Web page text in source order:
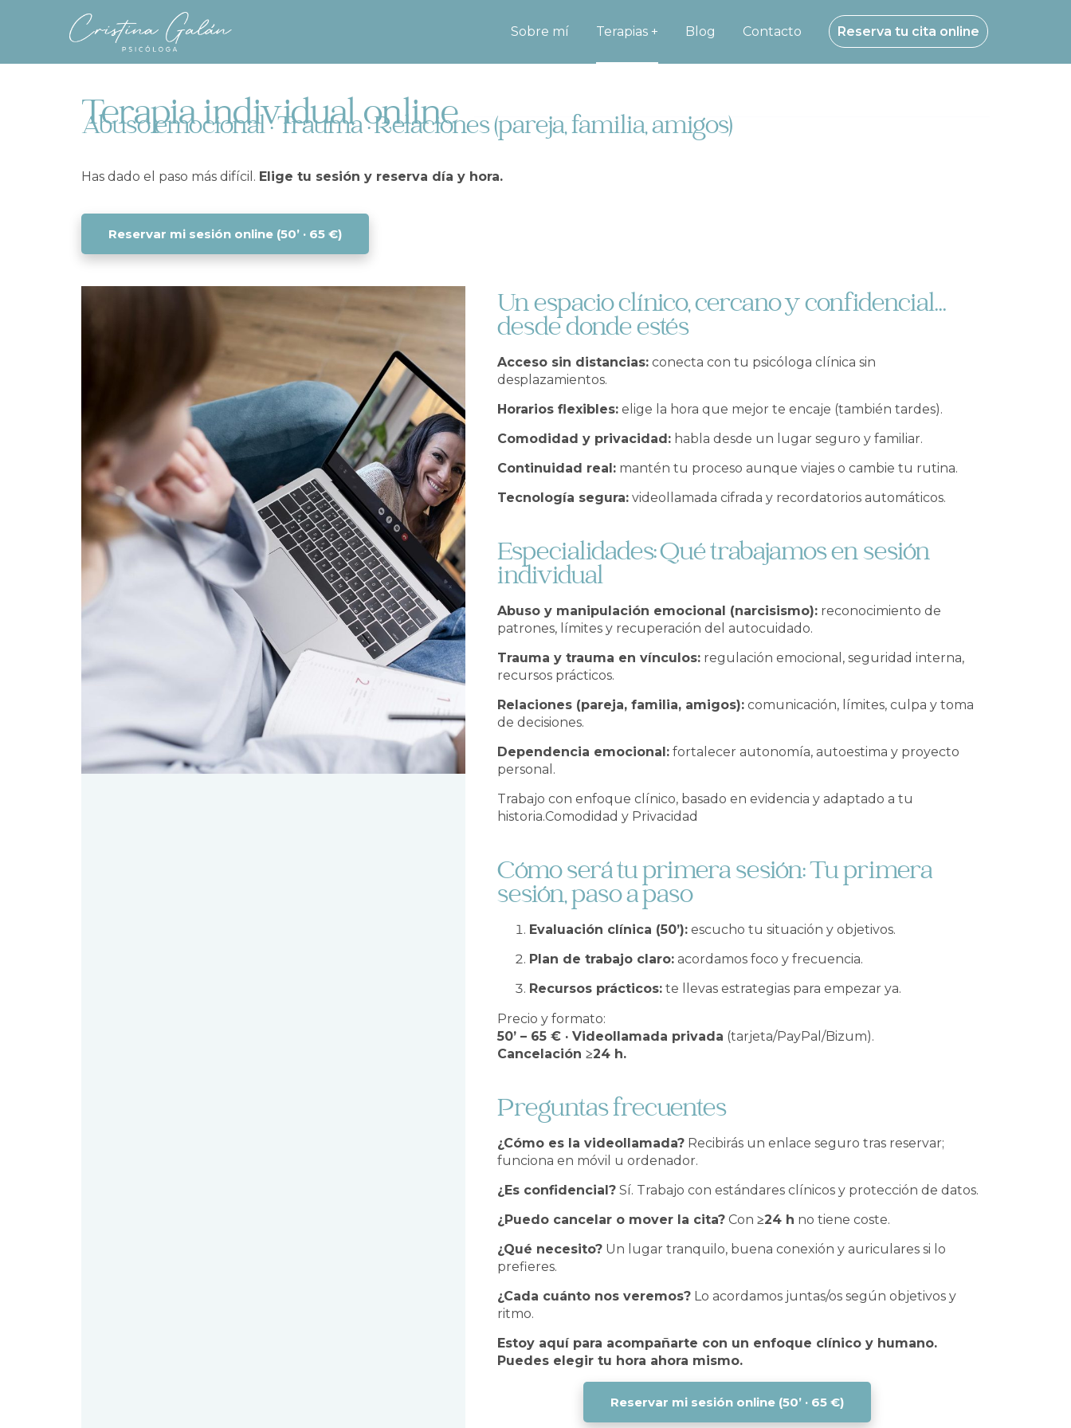
Sobre mí Terapias Blog Contacto Reserva tu cita online
Terapia individual online
Abuso emocional · Trauma · Relaciones (pareja, familia, amigos)
Has dado el paso más difícil. Elige tu sesión y reserva día y hora.
Reservar mi sesión online (50’ · 65 €)
Un espacio clínico, cercano y confidencial…
desde donde estés
Acceso sin distancias:conecta con tu psicóloga clínica sin
desplazamientos.
Horarios flexibles:elige la hora que mejor te encaje (también tardes).
Comodidad y privacidad:habla desde un lugar seguro y familiar.
Continuidad real:mantén tu proceso aunque viajes o cambie tu rutina.
Tecnología segura:videollamada cifrada y recordatorios automáticos.
Especialidades: Qué trabajamos en sesión
individual
Abuso y manipulación emocional (narcisismo):reconocimiento de
patrones, límites y recuperación del autocuidado.
Trauma y trauma en vínculos:regulación emocional, seguridad interna,
recursos prácticos.
Relaciones (pareja, familia, amigos):comunicación, límites, culpa y toma
de decisiones.
Dependencia emocional:fortalecer autonomía, autoestima y proyecto
personal.
Trabajo con enfoque clínico, basado en evidencia y adaptado a tu
historia.Comodidad y Privacidad
Cómo será tu primera sesión: Tu primera
sesión, paso a paso
Evaluación clínica (50’):escucho tu situación y objetivos.
Plan de trabajo claro:acordamos foco y frecuencia.
Recursos prácticos:te llevas estrategias para empezar ya.
Precio y formato:
50’ – 65 € · Videollamada privada (tarjeta/PayPal/Bizum).
Cancelación ≥24 h.
Preguntas frecuentes
¿Cómo es la videollamada?Recibirás un enlace seguro tras reservar;
funciona en móvil u ordenador.
¿Es confidencial?Sí. Trabajo con estándares clínicos y protección de datos.
¿Puedo cancelar o mover la cita?Con ≥24 h no tiene coste.
¿Qué necesito?Un lugar tranquilo, buena conexión y auriculares si lo
prefieres.
¿Cada cuánto nos veremos?Lo acordamos juntas/os según objetivos y
ritmo.
Estoy aquí para acompañarte con un enfoque clínico y humano.
Puedes elegir tu hora ahora mismo.
Reservar mi sesión online (50’ · 65 €)